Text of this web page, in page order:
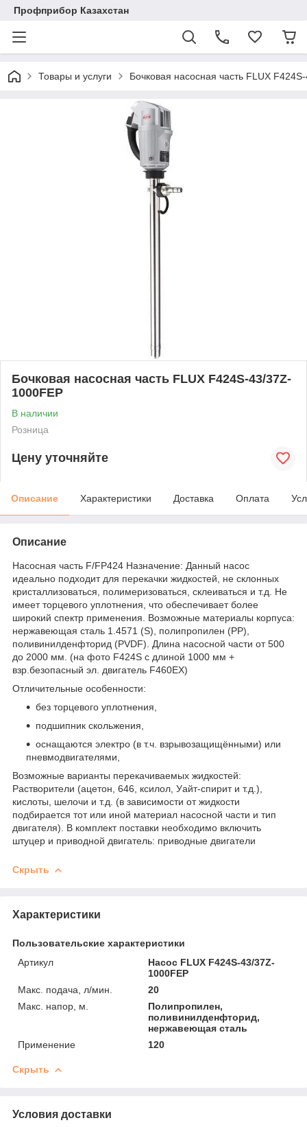
Профприбор Казахстан
Товары и услуги Бочковая насосная часть FLUX
Бочковая насосная часть FLUX F424S-43/37Z-
1000FEP
В наличии
Розница
Цену уточняйте
Описание Характеристики Доставка Оплата
Описание
Насосная часть F/FP424 Назначение: Данный насос
идеально подходит для перекачки жидкостей, не склонных
кристаллизоваться, полимеризоваться, склеиваться и т.д. Не
имеет торцевого уплотнения, что обеспечивает более
широкий спектр применения. Возможные материалы корпуса:
нержавеющая сталь 1.4571 (S), полипропилен (РР),
поливинилденфторид (PVDF). Длина насосной части от 500
до 2000 мм. (на фото F424S с длиной 1000 мм +
взр.безопасный эл. двигатель F460EX)
Отличительные особенности:
без торцевого уплотнения,
подшипник скольжения,
оснащаются электро (в т.ч. взрывозащищёнными) или
пневмодвигателями,
Возможные варианты перекачиваемых жидкостей:
Растворители (ацетон, 646, ксилол, Уайт-спирит и т.д.),
кислоты, шелочи и т.д. (в зависимости от жидкости
подбирается тот или иной материал насосной части и тип
двигателя). В комплект поставки необходимо включить
штуцер и приводной двигатель: приводные двигатели
Скрыть
Характеристики
Пользовательские характеристики
Артикул
Насос FLUX F424S-43/37Z-
1000FEP
Макс. подача, л/мин.
20
Макс. напор, м.
Полипропилен,
поливинилденфторид,
нержавеющая сталь
Применение
120
Скрыть
Условия доставки